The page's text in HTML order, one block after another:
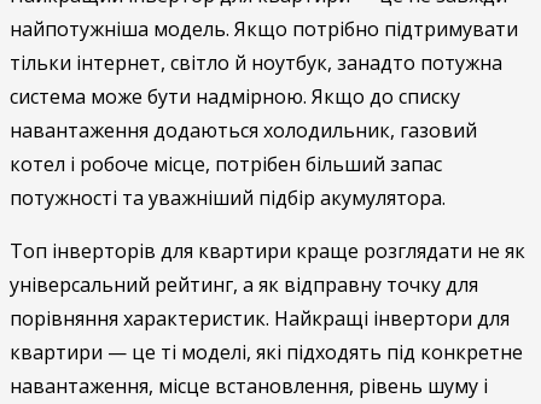
найпотужніша модель. Якщо потрібно підтримувати
тільки інтернет, світло й ноутбук, занадто потужна
система може бути надмірною. Якщо до списку
навантаження додаються холодильник, газовий
котел і робоче місце, потрібен більший запас
потужності та уважніший підбір акумулятора.
Топ інверторів для квартири краще розглядати не як
універсальний рейтинг, а як відправну точку для
порівняння характеристик. Найкращі інвертори для
квартири — це ті моделі, які підходять під конкретне
навантаження, місце встановлення, рівень шуму і